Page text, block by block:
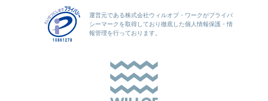
運営元である株式会社ウィルオブ・ワークがプライバ
シーマークを取得しており徹底した個人情報保護・情
報管理を行っております。